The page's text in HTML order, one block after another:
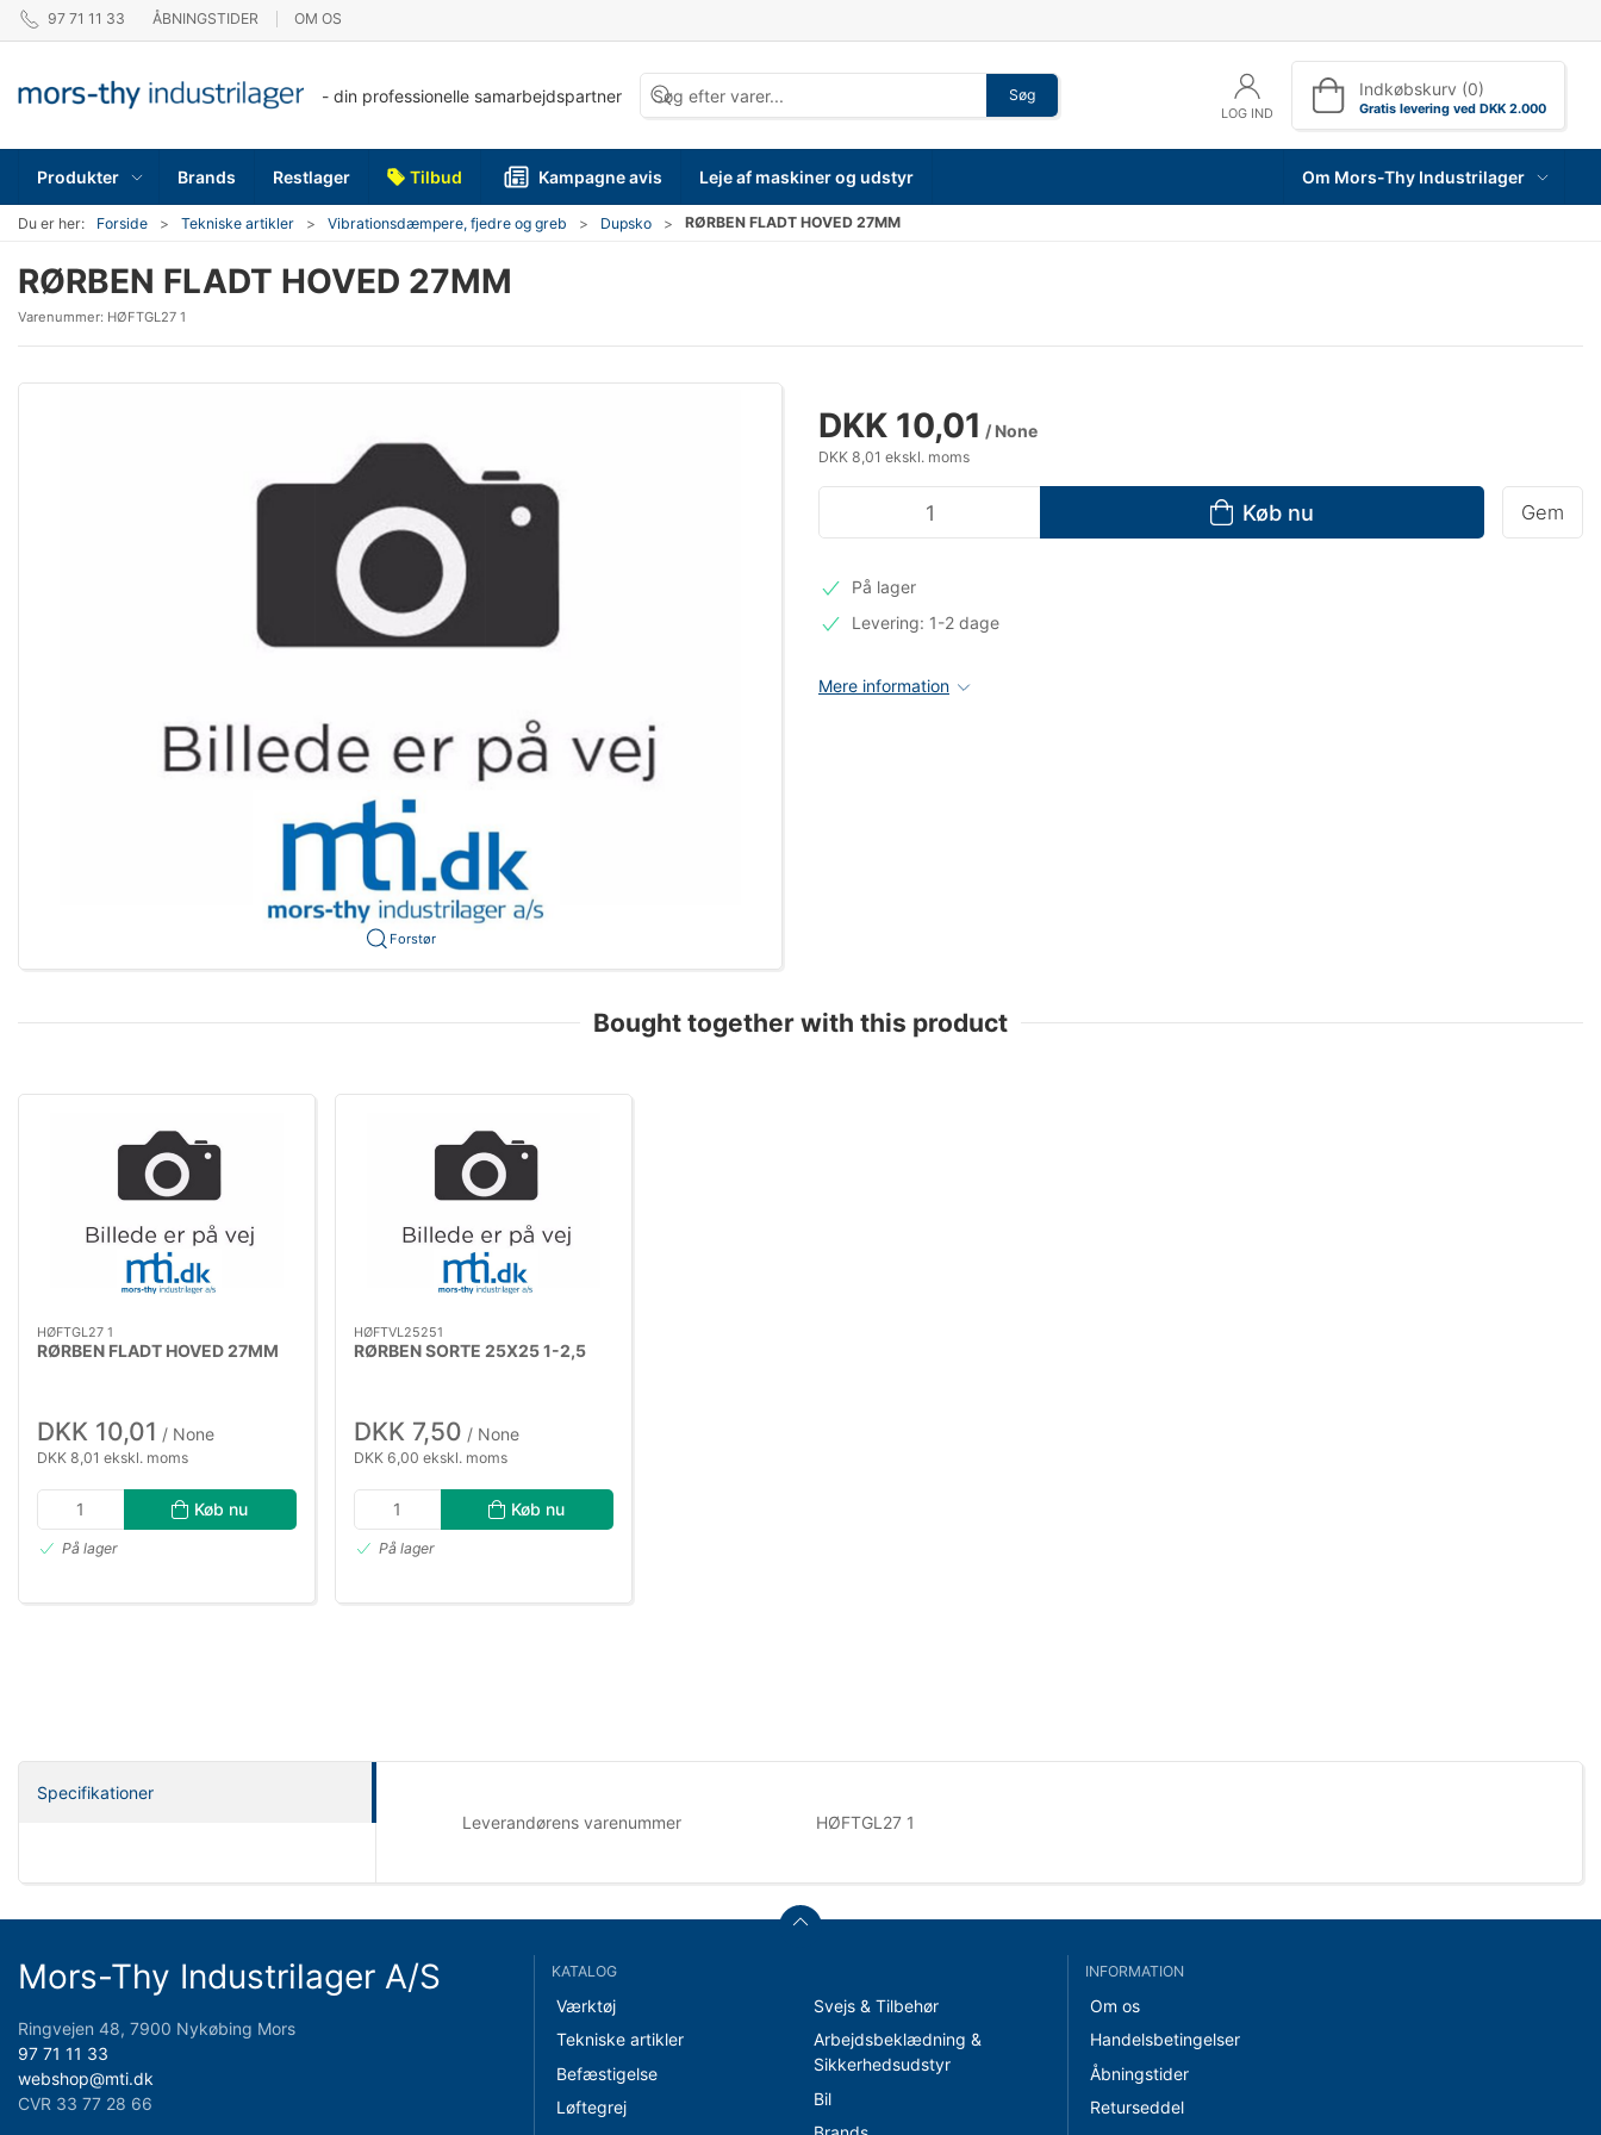
97 71 11 33 ÅBNINGSTIDER OM OS
- din professionelle samarbejdspartner Søg
LOG IND
Indkøbskurv (0)
Gratis levering ved DKK 2.000
Produkter Brands Restlager Tilbud Kampagne avis Leje af maskiner og udstyr Om Mors-Thy Industrilager
Du er her: Forside Tekniske artikler Vibrationsdæmpere, fjedre og greb Dupsko RØRBEN FLADT HOVED 27MM
RØRBEN FLADT HOVED 27MM
Varenummer: HØFTGL27 1
Forstør
DKK 10,01 / None
DKK 8,01 ekskl. moms
Køb nu Gem
På lager
Levering: 1-2 dage
Mere information
Bought together with this product
HØFTGL27 1
RØRBEN FLADT HOVED 27MM
DKK 10,01 / None
DKK 8,01 ekskl. moms
Køb nu
På lager
HØFTVL25251
RØRBEN SORTE 25X25 1-2,5
DKK 7,50 / None
DKK 6,00 ekskl. moms
Køb nu
På lager
Specifikationer
Leverandørens varenummer
HØFTGL27 1
Mors-Thy Industrilager A/S
Ringvejen 48, 7900 Nykøbing Mors
97 71 11 33
webshop@mti.dk
CVR 33 77 28 66
KATALOG
Værktøj
Tekniske artikler
Befæstigelse
Løftegrej
Svejs & Tilbehør
Arbejdsbeklædning &
Sikkerhedsudstyr
Bil
INFORMATION
Om os
Handelsbetingelser
Åbningstider
Returseddel